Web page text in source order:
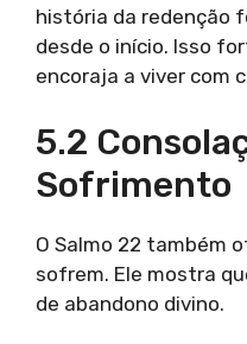
história da redenção
desde o início. Isso
encoraja a viver com
5.2
Sofrimento
O Salmo 22 também
sofrem. Ele mostra
de abandono divino.